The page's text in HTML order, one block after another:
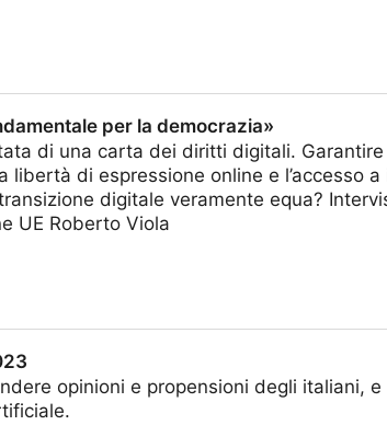
per la democrazia»
di una carta dei diritti digitali.
libertà di espressione online e l’accesso
digitale veramente equa?
UE Roberto Viola
opinioni e propensioni degli italiani,